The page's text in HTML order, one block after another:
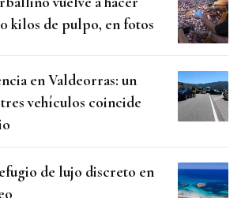
kilos de pulpo, en fotos
en Valdeorras: un
vehículos coincide
de lujo discreto en